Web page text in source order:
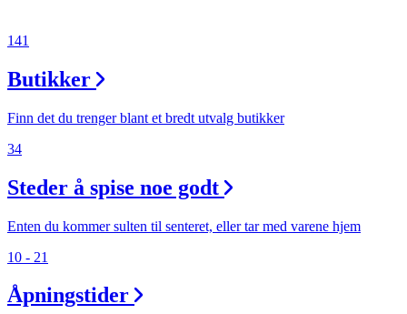
Finn frem
141
Butikker
Finn det du trenger blant et bredt utvalg butikker
34
Steder å spise noe godt
Enten du kommer sulten til senteret, eller tar med varene hjem
10 - 21
Åpningstider